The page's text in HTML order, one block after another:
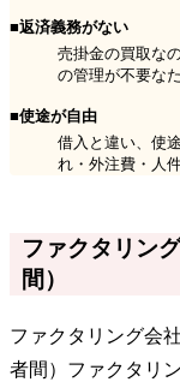
■返済義務がない
売掛金の買取な
の管理が不要な
■使途が自由
借入と違い、使
れ・外注費・人
ファクタリン
間）
ファクタリング会
者間）ファクタリ